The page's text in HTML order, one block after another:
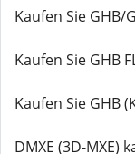
Kaufen Sie GHB/
Kaufen Sie GHB
Kaufen Sie GHB
DMXE (3D-MXE)